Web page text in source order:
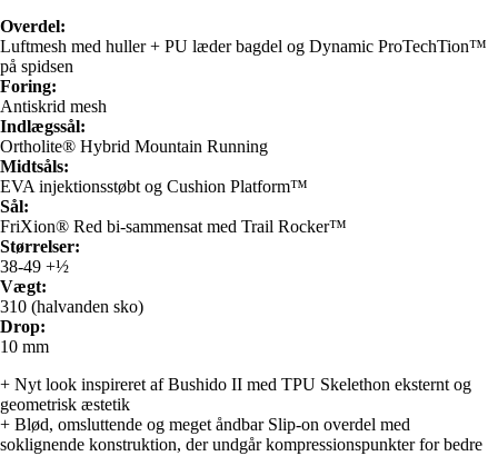
Overdel:
Luftmesh med huller + PU læder bagdel og Dynamic ProTechTion™
på spidsen
Foring:
Antiskrid mesh
Indlægssål:
Ortholite® Hybrid Mountain Running
Midtsåls:
EVA injektionsstøbt og Cushion Platform™
Sål:
FriXion® Red bi-sammensat med Trail Rocker™
Størrelser:
38-49 +½
Vægt:
310 (halvanden sko)
Drop:
10 mm
+ Nyt look inspireret af Bushido II med TPU Skelethon eksternt og
geometrisk æstetik
+ Blød, omsluttende og meget åndbar Slip-on overdel med
soklignende konstruktion, der undgår kompressionspunkter for bedre